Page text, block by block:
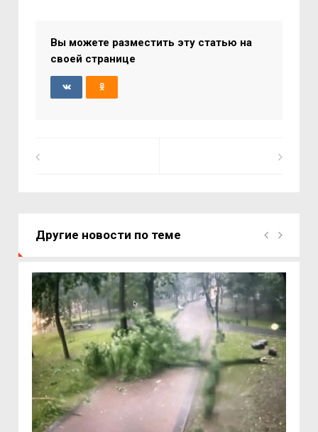
Вы можете разместить эту статью на
своей странице
Другие новости по теме